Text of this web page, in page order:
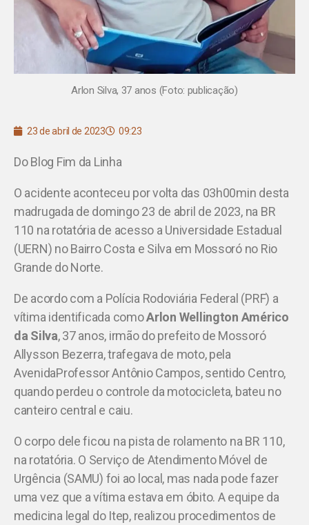
Arlon Silva, 37 anos (Foto: publicação)
23 de abril de 2023 09:23
Do Blog Fim da Linha
O acidente aconteceu por volta das 03h00min desta
madrugada de domingo 23 de abril de 2023, na BR
110 na rotatória de acesso a Universidade Estadual
(UERN) no BairroCosta e Silva em Mossoró no Rio
Grande do Norte.
De acordo com a Polícia Rodoviária Federal (PRF) a
vítima identificada comoArlon Wellington Américo
da Silva, 37 anos, irmão do prefeito de Mossoró
Allysson Bezerra, trafegava de moto, pela
AvenidaProfessor Antônio Campos, sentido Centro,
quando perdeu o controle da motocicleta, bateu no
canteiro central e caiu.
O corpo dele ficou na pista de rolamento na BR 110,
na rotatória. O Serviço de Atendimento Móvel de
Urgência (SAMU) foi ao local, mas nada pode fazer
uma vez que a vítima estava em óbito. A equipe da
medicina legal do Itep, realizou procedimentos de